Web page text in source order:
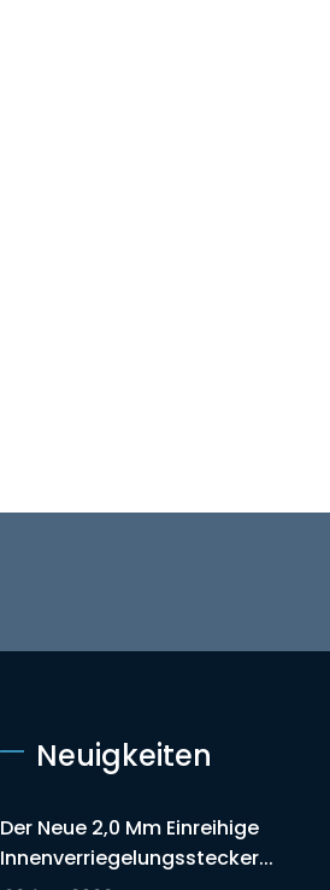
Neuigkeiten
Der Neue 2,0 Mm Einreihige
Innenverriegelungsstecker...